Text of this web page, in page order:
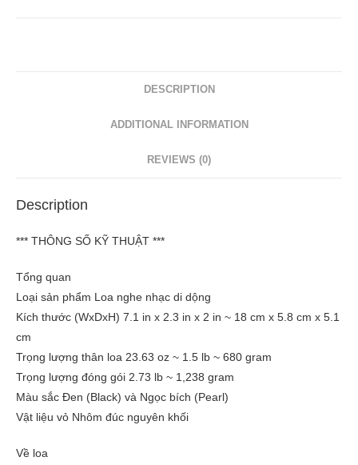
DESCRIPTION
ADDITIONAL INFORMATION
REVIEWS (0)
Description
*** THÔNG SỐ KỸ THUẬT ***
Tổng quan
Loại sản phẩm Loa nghe nhạc di dộng
Kích thước (WxDxH) 7.1 in x 2.3 in x 2 in ~ 18 cm x 5.8 cm x 5.1
cm
Trọng lượng thân loa 23.63 oz ~ 1.5 lb ~ 680 gram
Trọng lượng đóng gói 2.73 lb ~ 1,238 gram
Màu sắc Đen (Black) và Ngọc bích (Pearl)
Vật liệu vỏ Nhôm đúc nguyên khối
Về loa